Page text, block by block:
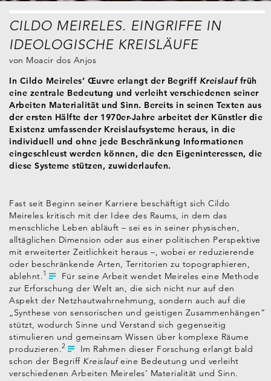
CILDO MEIRELES. EINGRIFFE IN
IDEOLOGISCHE KREISLÄUFE
von Moacir dos Anjos
In Cildo Meireles’ Œuvre erlangt der Begriff Kreislauffrüh
eine zentrale Bedeutung und verleiht verschiedenen seiner
Arbeiten Materialität und Sinn. Bereits in seinen Texten aus
der ersten Hälfte der 1970er-Jahre arbeitet der Künstler die
Existenz umfassender Kreislaufsysteme heraus, in die
individuell und ohne jede Beschränkung Informationen
eingeschleust werden können, die den Eigeninteressen, die
diese Systeme stützen, zuwiderlaufen.
Fast seit Beginn seiner Karriere beschäftigt sich Cildo
Meireles kritisch mit der Idee des Raums, in dem das
menschliche Leben abläuft – sei es in seiner physischen,
alltäglichen Dimension oder aus einer politischen Perspektive
mit erweiterter Zeitlichkeit heraus –, wobei er reduzierende
oder beschränkende Arten, Territorien zu topographieren,
ablehnt. 1
Für seine Arbeit wendet Meireles eine Methode
zur Erforschung der Welt an, die sich nicht nur auf den
Aspekt der Netzhautwahrnehmung, sondern auch auf die
„Synthese von sensorischen und geistigen Zusammenhängen“
stützt, wodurch Sinne und Verstand sich gegenseitig
stimulieren und gemeinsam Wissen über komplexe Räume
produzieren.2
Im Rahmen dieser Forschung erlangt bald
schon der Begriff Kreislaufeine Bedeutung und verleiht
verschiedenen Arbeiten Meireles’ Materialität und Sinn.